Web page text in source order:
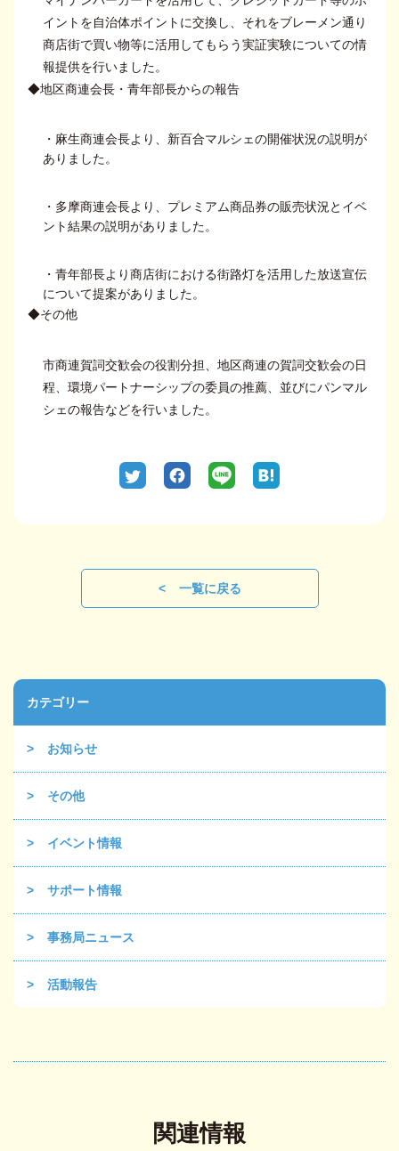
イントを自治体ポイントに交換し、それをブレーメン通り
商店街で買い物等に活用してもらう実証実験についての情
報提供を行いました。
◆地区商連会長・青年部長からの報告
・麻生商連会長より、新百合マルシェの開催状況の説明が
ありました。
・多摩商連会長より、プレミアム商品券の販売状況とイベ
ント結果の説明がありました。
・青年部長より商店街における街路灯を活用した放送宣伝
について提案がありました。
◆その他
市商連賀詞交歓会の役割分担、地区商連の賀詞交歓会の日
程、環境パートナーシップの委員の推薦、並びにパンマル
シェの報告などを行いました。
一覧に戻る
カテゴリー
お知らせ
その他
イベント情報
サポート情報
事務局ニュース
活動報告
関連情報